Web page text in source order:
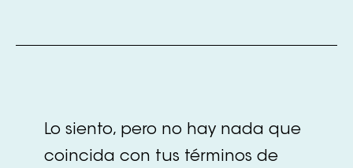
Lo siento, pero no hay nada que
coincida con tus términos de